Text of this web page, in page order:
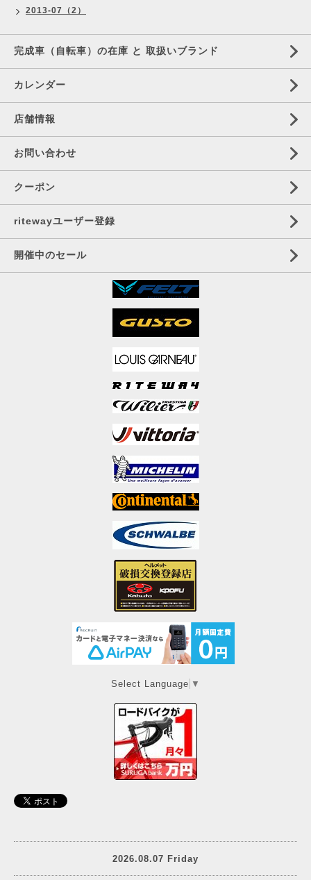
2013-07（2）
完成車（自転車）の在庫 と 取扱いブランド
カレンダー
店舗情報
お問い合わせ
クーポン
ritewayユーザー登録
開催中のセール
Select Language ▼
2026.08.07 Friday